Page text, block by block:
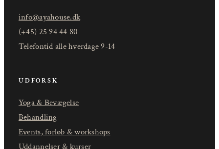
info@ayahouse.dk
(+45) 25 94 44 80
Telefontid alle hverdage 9-14
UDFORSK
Yoga & Bevægelse
Behandling
Events, forløb & workshops
Uddannelser & kurser